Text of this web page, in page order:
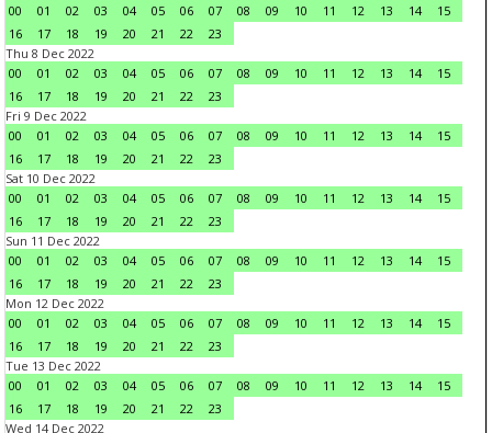
00
01 02 03 04 05 06 07 08 09 10 11 12 13 14
15
16
17 18 19 20 21 22
23
Thu 8 Dec 2022
00
01 02 03 04 05 06 07 08 09 10 11 12 13 14
15
16
17 18 19 20 21 22
23
Fri 9 Dec 2022
00
01 02 03 04 05 06 07 08 09 10 11 12 13 14
15
16
17 18 19 20 21 22
23
Sat 10 Dec 2022
00
01 02 03 04 05 06 07 08 09 10 11 12 13 14
15
16
17 18 19 20 21 22
23
Sun 11 Dec 2022
00
01 02 03 04 05 06 07 08 09 10 11 12 13 14
15
16
17 18 19 20 21 22
23
Mon 12 Dec 2022
00
01 02 03 04 05 06 07 08 09 10 11 12 13 14
15
16
17 18 19 20 21 22
23
Tue 13 Dec 2022
00
01 02 03 04 05 06 07 08 09 10 11 12 13 14
15
16
17 18 19 20 21 22
23
Wed 14 Dec 2022